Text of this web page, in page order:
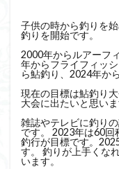
子供の時から釣りを
釣りを開始です。
2000年からルアーフ
年からフライフィッ
ら鮎釣り、2024年か
現在の目標は鮎釣り
大会に出たいと思いま
雑誌やテレビに釣り
です。 2023年は60
釣行が目標です。
す。 釣りが上手くな
います。